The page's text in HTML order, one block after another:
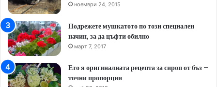
ноември 24, 2015
Подрежете мушкатото по този специален
начин, за да цъфти обилно
март 7, 2017
Ето я оригиналната рецепта за сироп от бъз –
точни пропорции